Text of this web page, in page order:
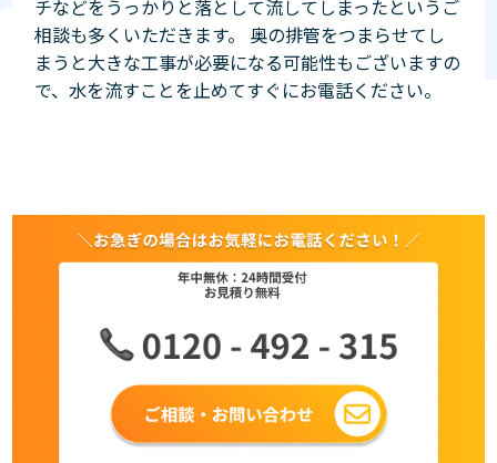
チなどをうっかりと落として流してしまったというご
相談も多くいただきます。 奥の排管をつまらせてし
まうと大きな工事が必要になる可能性もございますの
で、水を流すことを止めてすぐにお電話ください。